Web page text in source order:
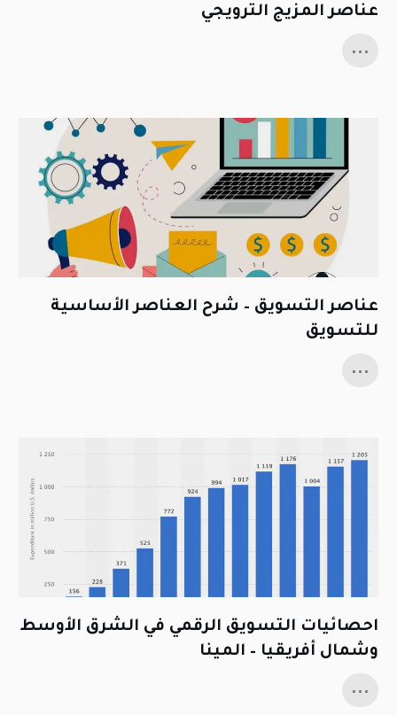
عناصر المزيج الترويجي
...
عناصر التسويق – شرح العناصر الأساسية
للتسويق
...
احصائيات التسويق الرقمي في الشرق الأوسط
وشمال أفريقيا – المينا
...